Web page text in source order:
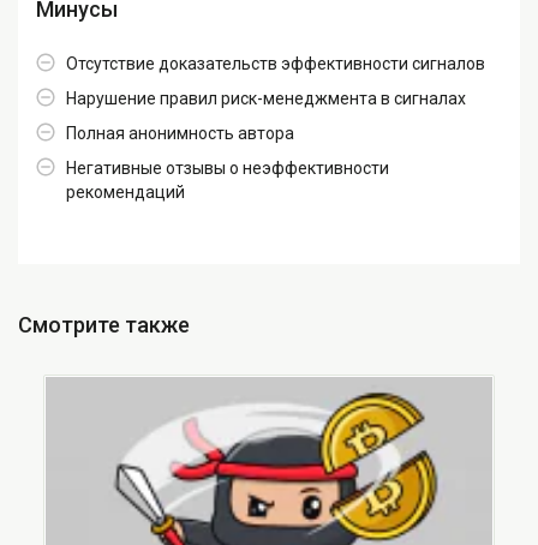
Минусы
Отсутствие доказательств эффективности сигналов
Нарушение правил риск-менеджмента в сигналах
Полная анонимность автора
Негативные отзывы о неэффективности
рекомендаций
Смотрите также